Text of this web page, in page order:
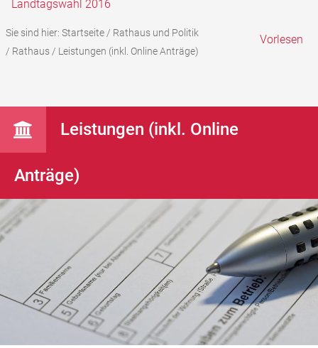
Landtagswahl 2016
Sie sind hier: Startseite/ Rathaus und Politik
/ Rathaus/ Leistungen (inkl. Online Anträge)
Vorlesen
Leistungen (inkl. Online
Anträge)